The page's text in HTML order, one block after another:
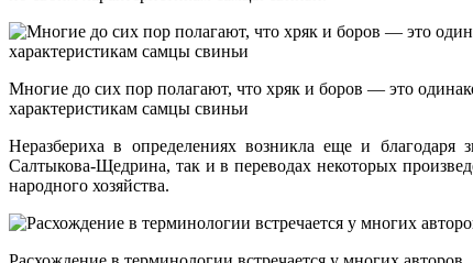
Многие до сих пор полагают, что хряк и боров — это
характеристикам самцы свиньи
Неразбериха в определениях возникла еще и благодаря
Салтыкова-Щедрина, так и в переводах некоторых
народного хозяйства.